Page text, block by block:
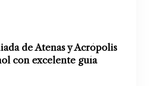
de Atenas y Acrópolis
con excelente guía